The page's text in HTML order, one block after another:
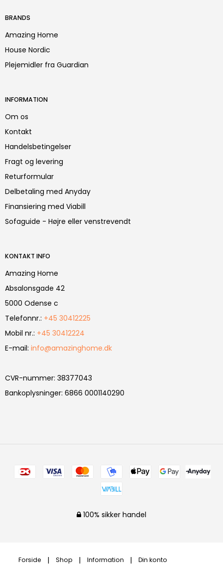
BRANDS
Amazing Home
House Nordic
Plejemidler fra Guardian
INFORMATION
Om os
Kontakt
Handelsbetingelser
Fragt og levering
Returformular
Delbetaling med Anyday
Finansiering med Viabill
Sofaguide - Højre eller venstrevendt
KONTAKT INFO
Amazing Home
Absalonsgade 42
5000 Odense c
Telefonnr.: +45 30412225
Mobil nr.: +45 30412224
E-mail: info@amazinghome.dk
CVR-nummer: 38377043
Bankoplysninger: 6866 0001140290
100% sikker handel
Forside Shop Information Din konto